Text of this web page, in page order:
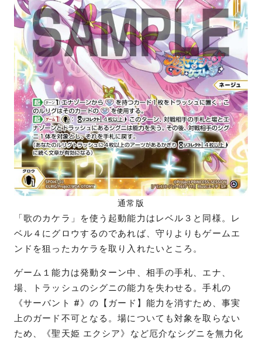
通常版
「歌のカケラ」を使う起動能力はレベル３と同様。レ
ベル４にグロウするのであれば、守りよりもゲームエ
ンドを狙ったカケラを取り入れたいところ。
ゲーム１能力は発動ターン中、相手の手札、エナ、
場、トラッシュのシグニの能力を失わせる。手札の
《サーバント #》の【ガード】能力を消すため、事実
上のガード不可となる。場についても対象を取らない
ため、《聖天姫 エクシア》など厄介なシグニを無力化